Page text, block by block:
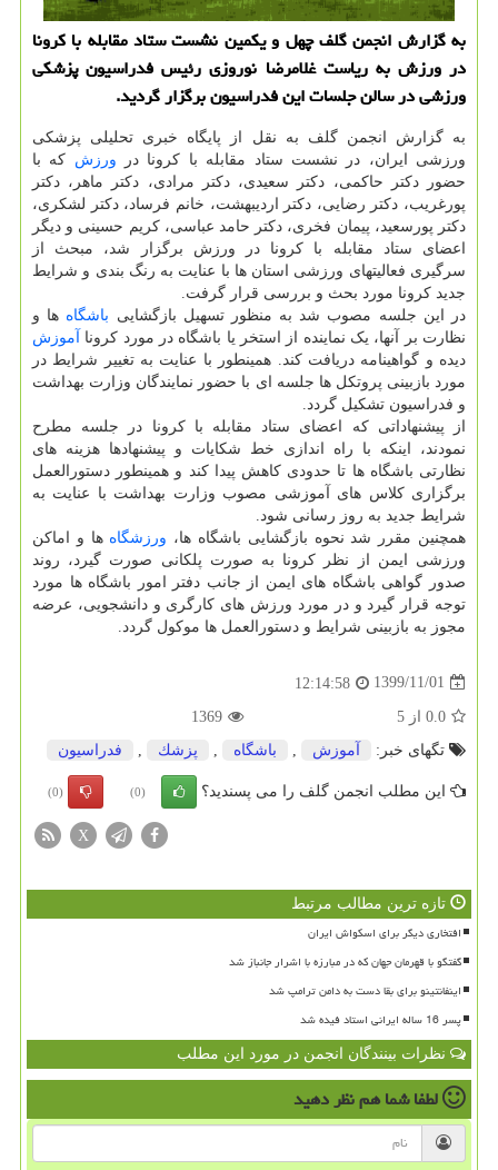
به گزارش انجمن گلف چهل و یکمین نشست ستاد مقابله با کرونا
در ورزش به ریاست غلامرضا نوروزی رئیس فدراسیون پزشکی
ورزشی در سالن جلسات این فدراسیون برگزار گردید.
به گزارش انجمن گلف به نقل از پایگاه خبری تحلیلی پزشکی
ورزشی ایران، در نشست ستاد مقابله با کرونا در ورزش که با
حضور دکتر حاکمی، دکتر سعیدی، دکتر مرادی، دکتر ماهر، دکتر
پورغریب، دکتر رضایی، دکتر اردیبهشت، خانم فرساد، دکتر لشکری،
دکتر پورسعید، پیمان فخری، دکتر حامد عباسی، کریم حسینی و دیگر
اعضای ستاد مقابله با کرونا در ورزش برگزار شد، مبحث از
سرگیری فعالیتهای ورزشی استان ها با عنایت به رنگ بندی و شرایط
جدید کرونا مورد بحث و بررسی قرار گرفت.
در این جلسه مصوب شد به منظور تسهیل بازگشایی باشگاه ها و
نظارت بر آنها، یک نماینده از استخر یا باشگاه در مورد کرونا
آموزش
دیده و گواهینامه دریافت کند. همینطور با عنایت به تغییر شرایط در
مورد بازبینی پروتکل ها جلسه ای با حضور نمایندگان وزارت بهداشت
و فدراسیون تشکیل گردد.
از پیشنهاداتی که اعضای ستاد مقابله با کرونا در جلسه مطرح
نمودند، اینکه با راه اندازی خط شکایات و پیشنهادها هزینه های
نظارتی باشگاه ها تا حدودی کاهش پیدا کند و همینطور دستورالعمل
برگزاری کلاس های آموزشی مصوب وزارت بهداشت با عنایت به
شرایط جدید به روز رسانی شود.
همچنین مقرر شد نحوه بازگشایی باشگاه ها، ورزشگاه ها و اماکن
ورزشی ایمن از نظر کرونا به صورت پلکانی صورت گیرد، روند
صدور گواهی باشگاه های ایمن از جانب دفتر امور باشگاه ها مورد
توجه قرار گیرد و در مورد ورزش های کارگری و دانشجویی، عرضه
مجوز به بازبینی شرایط و دستورالعمل ها موکول گردد.
1399/11/01
12:14:58
0.0 از 5
1369
تگهای خبر:
آموزش باشگاه پزشك فدراسیون
این مطلب انجمن گلف را می پسندید؟ (0)
(0)
X
تازه ترین مطالب مرتبط
افتخاری دیگر برای اسکواش ایران
گفتگو با قهرمان جهان که در مبارزه با اشرار جانباز شد
اینفانتینو برای بقا دست به دامن ترامپ شد
پسر 16 ساله ایرانی استاد فیده شد
نظرات بینندگان انجمن در مورد این مطلب
لطفا شما همنظر دهید